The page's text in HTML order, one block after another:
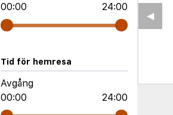
00:00
24:00
Tid för hemresa
Avgång
00:00
24:00
◀︎